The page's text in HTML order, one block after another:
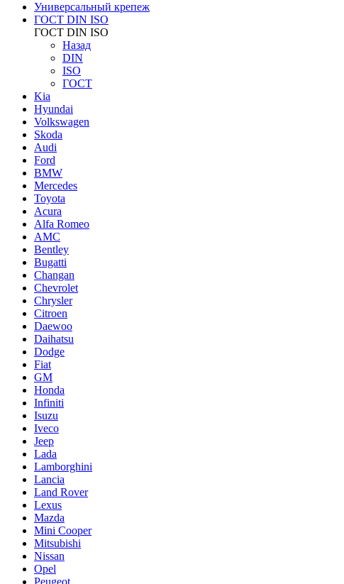
Универсальный крепеж
ГОСТ DIN ISO
ГОСТ DIN ISO
Назад
DIN
ISO
ГОСТ
Kia
Hyundai
Volkswagen
Skoda
Audi
Ford
BMW
Mercedes
Toyota
Acura
Alfa Romeo
AMC
Bentley
Bugatti
Changan
Chevrolet
Chrysler
Citroen
Daewoo
Daihatsu
Dodge
Fiat
GM
Honda
Infiniti
Isuzu
Iveco
Jeep
Lada
Lamborghini
Lancia
Land Rover
Lexus
Mazda
Mini Cooper
Mitsubishi
Nissan
Opel
Peugeot